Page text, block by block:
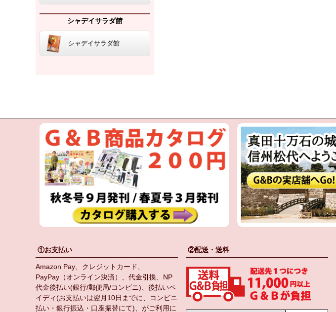
シャデイサラダ館
シャデイサラダ館
①お支払い
Amazon Pay、クレジットカード、
PayPay（オンライン決済）、代金引換、NP
代金後払い(銀行/郵便局/コンビニ)、後払いペ
イディ(お支払いは翌月10日までに、コンビニ
払い・銀行振込・口座振替にて)、がご利用に
②配送・送料